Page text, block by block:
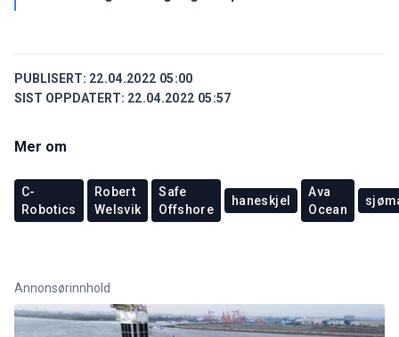
PUBLISERT: 22.04.2022 05:00
SIST OPPDATERT: 22.04.2022 05:57
Mer om
C-
Robotics
Robert
Welsvik
Safe
Offshore
haneskjel
Ava
Ocean
Annonsørinnhold